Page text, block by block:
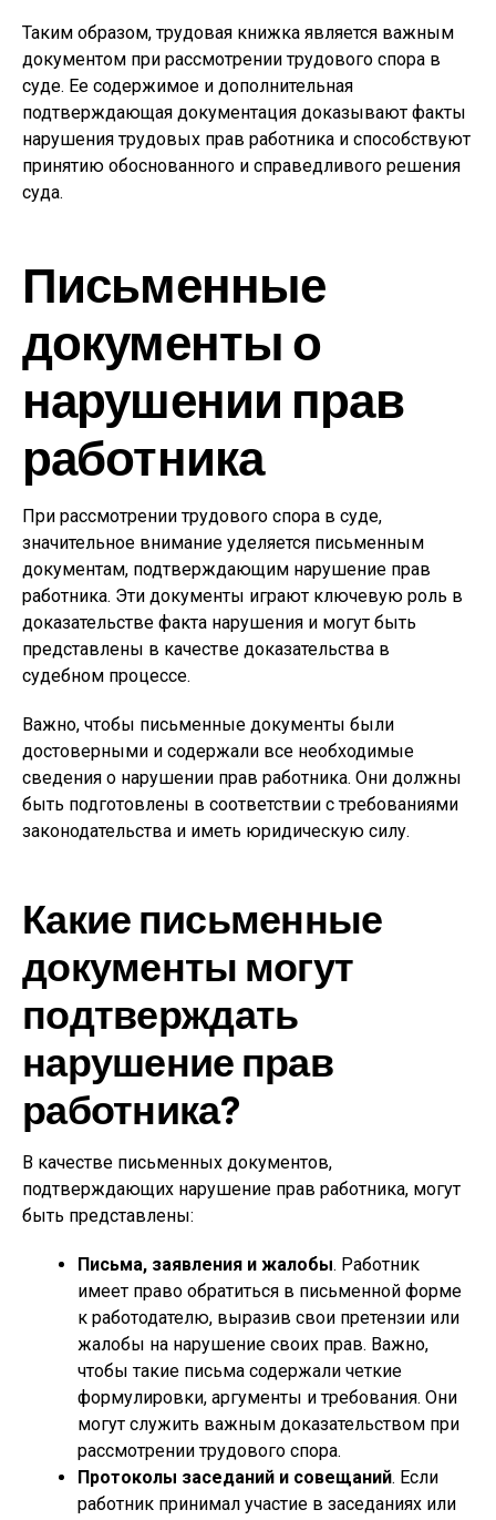
Таким образом, трудовая книжка является важным
документом при рассмотрении трудового спора в
суде. Ее содержимое и дополнительная
подтверждающая документация доказывают факты
нарушения трудовых прав работника и способствуют
принятию обоснованного и справедливого решения
суда.
Письменные
документы о
нарушении прав
работника
При рассмотрении трудового спора в суде,
значительное внимание уделяется письменным
документам, подтверждающим нарушение прав
работника. Эти документы играют ключевую роль в
доказательстве факта нарушения и могут быть
представлены в качестве доказательства в
судебном процессе.
Важно, чтобы письменные документы были
достоверными и содержали все необходимые
сведения о нарушении прав работника. Они должны
быть подготовлены в соответствии с требованиями
законодательства и иметь юридическую силу.
Какие письменные
документы могут
подтверждать
нарушение прав
работника?
В качестве письменных документов,
подтверждающих нарушение прав работника, могут
быть представлены:
Письма, заявления и жалобы. Работник
имеет право обратиться в письменной форме
к работодателю, выразив свои претензии или
жалобы на нарушение своих прав. Важно,
чтобы такие письма содержали четкие
формулировки, аргументы и требования. Они
могут служить важным доказательством при
рассмотрении трудового спора.
Протоколы заседаний и совещаний. Если
работник принимал участие в заседаниях или